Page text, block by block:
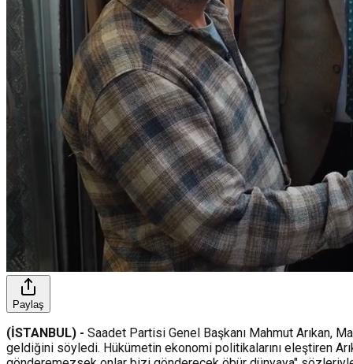
Paylaş
(İSTANBUL) - Saadet Partisi Genel Başkanı Mahmut Arıkan,
geldiğini söyledi. Hükümetin ekonomi politikalarını eleştiren